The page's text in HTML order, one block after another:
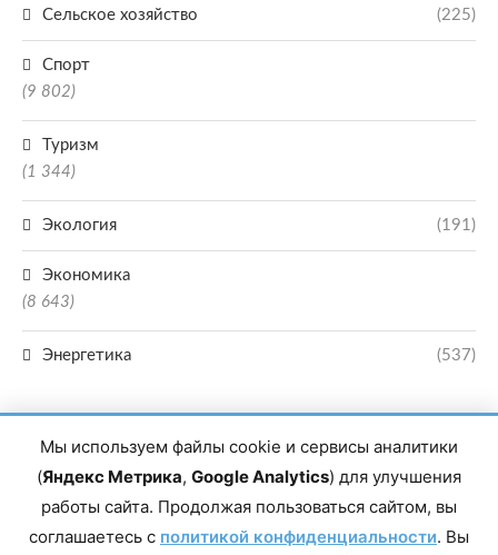
Сельское хозяйство (225)
Спорт
(9 802)
Туризм
(1 344)
Экология (191)
Экономика
(8 643)
Энергетика (537)
Главный редактор сетевого издания Магомаев Тимур Нухович. Контакты
редакции: 8(988)-292-94-34 Почта: vestiskfo@gmail.com По вопросам
Мы используем файлы cookie и сервисы аналитики
(Яндекс Метрика, Google Analytics) для улучшения
работы сайта. Продолжая пользоваться сайтом, вы
соглашаетесь с политикой конфиденциальности. Вы